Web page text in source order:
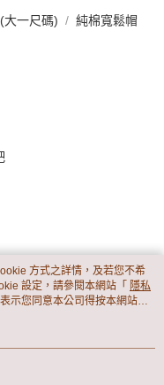
大一尺碼)
純棉寬鬆帽
方式之詳情，及若您不希
設定，請參閱本網站「 隱私
示您同意本公司得按本網站使